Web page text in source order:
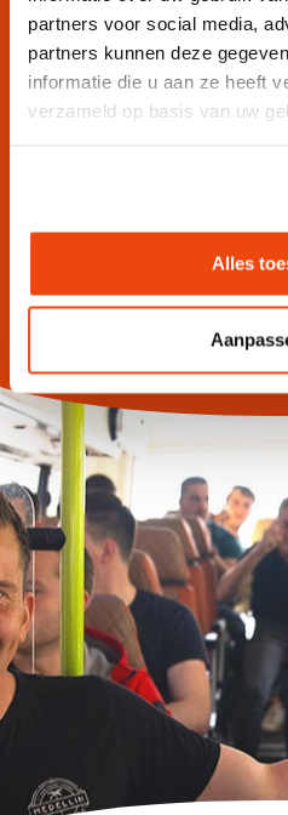
partners voor social media,
partners kunnen deze
informatie die u aan ze heeft
verzameld op basis van uw
Alles
Dikke ticket en Cash
Partybus of normale
Toffe upgrades zoals
Jij promoot, wij